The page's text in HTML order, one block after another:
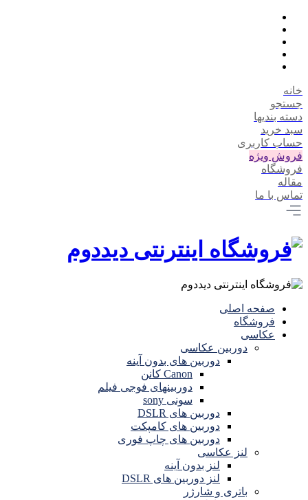
خانه
جستجو
دسته بندیها
سبد خرید
حساب کاربری
فروش ویژه
فروشگاه
مقاله
تماس با ما
صفحه اصلی
فروشگاه
عکاسی
دوربین عکاسی
دوربین های بدون آینه
Canon کانن
دوربینهای فوجی فیلم
سونی sony
دوربین های DSLR
دوربین های کامپکت
دوربین های چاپ فوری
لنز عکاسی
لنز بدون آینه
لنز دوربین های DSLR
باتری و شارژر